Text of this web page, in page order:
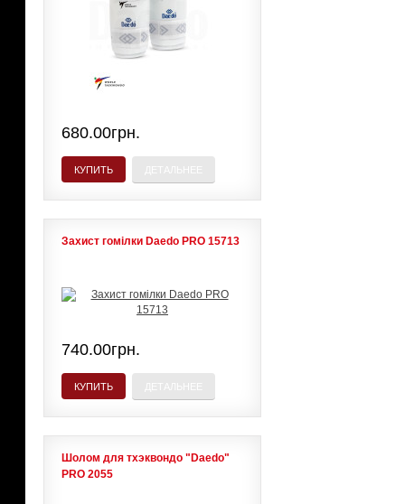
680.00грн.
КУПИТЬ
Захист гомілки Daedo PRO 15713
740.00грн.
КУПИТЬ
Шолом для тхэквондо "Daedo"
PRO 2055